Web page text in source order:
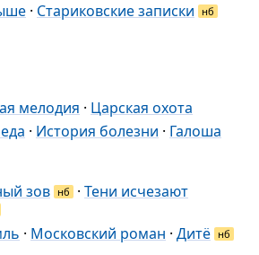
· Стариковские записки нб
мелодия · Царская охота
· История болезни · Галоша
зов нб · Тени исчезают
· Московский роман · Дитё нб